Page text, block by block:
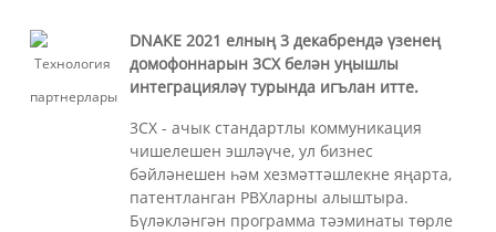
DNAKE 2021 елның 3 декабрендә үзенең
домофоннарын 3CX белән уңышлы
интеграцияләү турында игълан итте.
3CX - ачык стандартлы коммуникация
чишелешен эшләүче, ул бизнес
бәйләнешен һәм хезмәттәшлекне яңарта,
патентланган PBXларны алыштыра.
Бүләкләнгән программа тәэминаты төрле